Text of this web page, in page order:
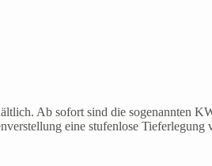
Ab sofort sind die
eine stufenlose